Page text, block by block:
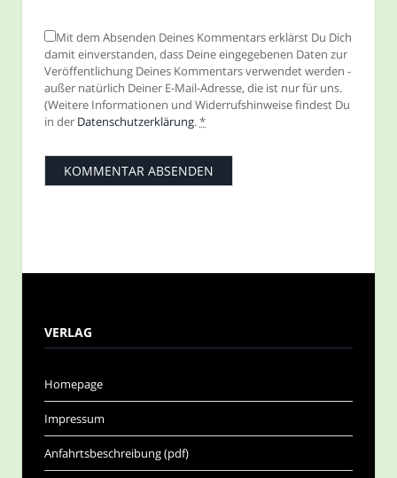
Mit dem Absenden Deines Kommentars erklärst Du Dich
damit einverstanden, dass Deine eingegebenen Daten zur
Veröffentlichung Deines Kommentars verwendet werden -
außer natürlich Deiner E-Mail-Adresse, die ist nur für uns.
(Weitere Informationen und Widerrufshinweise findest Du
in der Datenschutzerklärung.*
VERLAG
Homepage
Impressum
Anfahrtsbeschreibung (pdf)